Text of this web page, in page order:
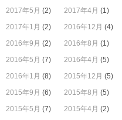
2017年5月 (2) 2017年4月 (1)
2017年1月 (2) 2016年12月 (4)
2016年9月 (2) 2016年8月 (1)
2016年5月 (7) 2016年4月 (5)
2016年1月 (8) 2015年12月 (5)
2015年9月 (6) 2015年8月 (5)
2015年5月 (7) 2015年4月 (2)